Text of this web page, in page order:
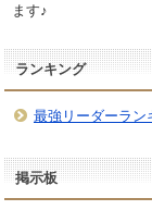
ます♪
ランキング
最強リーダーラン
掲示板